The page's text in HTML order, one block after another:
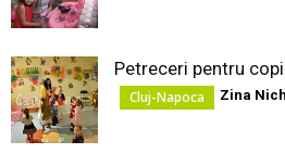
Petreceri pentru
Cluj-Napoca Zina